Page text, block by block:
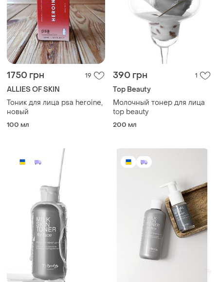
1750 грн 19
ALLIES OF SKIN
Тоник для лица psa heroine,
новый
100 мл
390 грн 1
Top Beauty
Молочный тонер для лица
top beauty
200 мл